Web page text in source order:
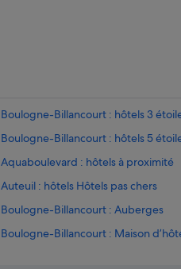
Boulogne-Billancourt : hôtels 3
Boulogne-Billancourt : hôtels 5
Aquaboulevard : hôtels à proximité
Auteuil : hôtels Hôtels pas chers
Boulogne-Billancourt : Auberges
Boulogne-Billancourt : Maison